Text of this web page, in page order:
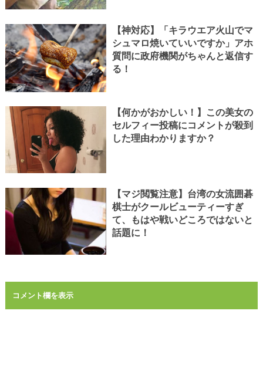
【神対応】「キラウエア火山でマ
シュマロ焼いていいですか」アホ
質問に政府機関がちゃんと返信す
る！
【何かがおかしい！】この美女の
セルフィー投稿にコメントが殺到
した理由わかりますか？
【マジ閲覧注意】台湾の女流囲碁
棋士がクールビューティーすぎ
て、もはや戦いどころではないと
話題に！
コメント欄を表示